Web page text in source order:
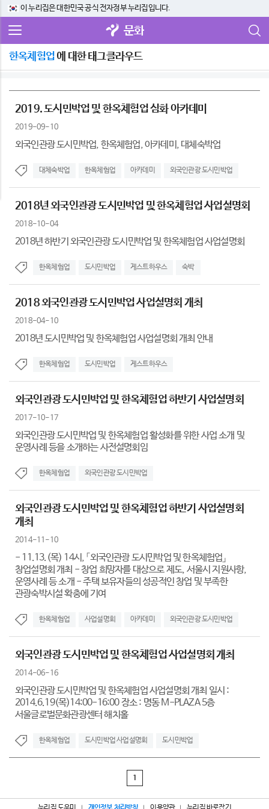
이 누리집은 대한민국 공식 전자정부 누리집입니다.
문화
한옥체험업 에 대한 태그클라우드
2019. 도시민박업 및 한옥체험업 심화 아카데미
2019-09-10
외국인관광 도시민박업, 한옥체험업, 아카데미, 대체숙박업
대체숙박업 한옥체험업 아카데미 외국인관광 도시민박업
2018년 외국인관광 도시민박업 및 한옥체험업 사업설명회
2018-10-04
2018년 하반기 외국인관광 도시민박업 및 한옥체험업 사업설명회
한옥체험업 도시민박업 게스트하우스 숙박
2018 외국인관광 도시민박업 사업설명회 개최
2018-04-10
2018년 도시민박업 및 한옥체험업 사업설명회 개최 안내
한옥체험업 도시민박업 게스트하우스
외국인관광 도시민박업 및 한옥체험업 하반기 사업설명회
2017-10-17
외국인관광 도시민박업 및 한옥체험업 활성화를 위한 사업 소개 및
운영사례 등을 소개하는 사전설명회임
한옥체험업 외국인관광 도시민박업
외국인관광 도시민박업 및 한옥체험업 하반기 사업설명회
개최
2014-11-10
- 11.13.(목) 14시, 「외국인관광 도시민박업 및 한옥체험업」
창업설명회 개최 - 창업 희망자를 대상으로 제도, 서울시 지원사항,
운영사례 등 소개 - 주택 보유자들의 성공적인 창업 및 부족한
관광숙박시설 확충에 기여
한옥체험업 사업설명회 아카데미 외국인관광 도시민박업
외국인관광 도시민박업 및 한옥체험업 사업설명회 개최
2014-06-16
외국인관광 도시민박업 및 한옥체험업 사업설명회 개최 일시 :
2014.6.19(목)14:00-16:00 장소 : 명동 M-PLAZA 5층
서울글로벌문화관광센터 해치홀
한옥체험업 도시민박업 사업설명회 도시민박업
1